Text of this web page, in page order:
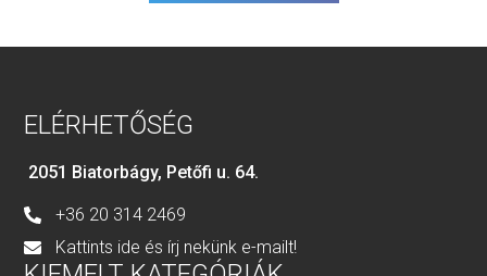
ELÉRHETŐSÉG
2051 Biatorbágy, Petőfi u. 64.
+36 20 314 2469
Kattints ide és írj nekünk e-mailt!